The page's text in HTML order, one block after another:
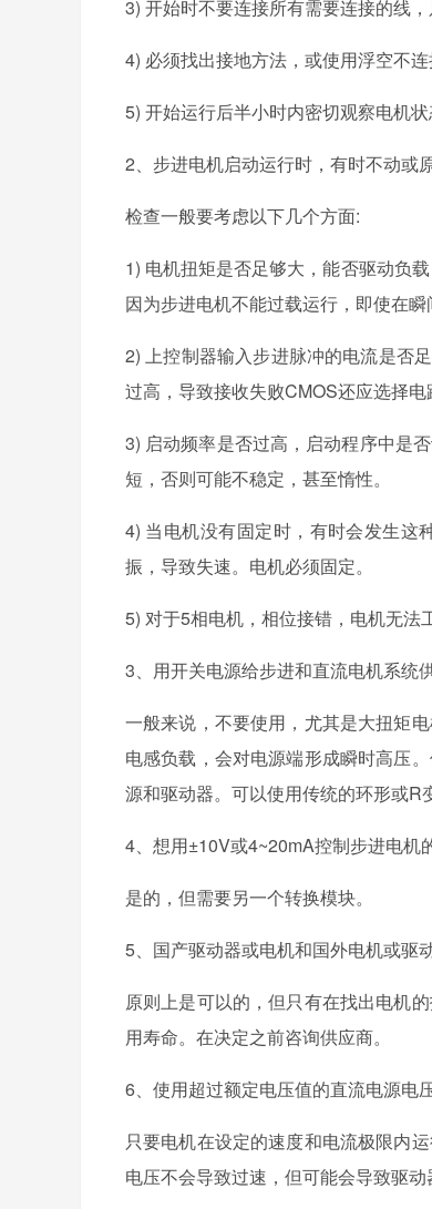
3) 开始时不要连接所有需要连接的线
4) 必须找出接地方法，或使用浮空不连
5) 开始运行后半小时内密切观察电机
2、步进电机启动运行时，有时不动或
检查一般要考虑以下几个方面:
1) 电机扭矩是否足够大，能否驱动负
因为步进电机不能过载运行，即使在
2) 上控制器输入步进脉冲的电流是否
过高，导致接收失败CMOS还应选择电
3) 启动频率是否过高，启动程序中是
短，否则可能不稳定，甚至惰性。
4) 当电机没有固定时，有时会发生这
振，导致失速。电机必须固定。
5) 对于5相电机，相位接错，电机无法
3、用开关电源给步进和直流电机系统
一般来说，不要使用，尤其是大扭矩
电感负载，会对电源端形成瞬时高压
源和驱动器。可以使用传统的环形或R
4、想用±10V或4~20mA控制步进电机
是的，但需要另一个转换模块。
5、国产驱动器或电机和国外电机或驱
原则上是可以的，但只有在找出电机
用寿命。在决定之前咨询供应商。
6、使用超过额定电压值的直流电源电
只要电机在设定的速度和电流极限内
电压不会导致过速，但可能会导致驱动